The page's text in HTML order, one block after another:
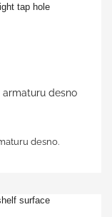
armaturu desno
desno.